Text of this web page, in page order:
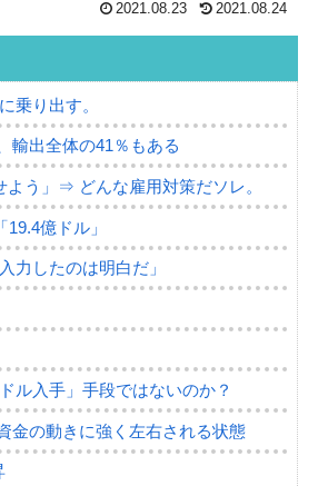
2021.08.23 2021.08.24
乗り出す。
輸出全体の41％もある
う」⇒ どんな雇用対策だソレ。
億ドル」
力したのは明白だ」
ル入手」手段ではないのか？
金の動きに強く左右される状態